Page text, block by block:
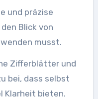
und präzise
Blick von
musst.
Zifferblätter und
bei, dass selbst
Klarheit bieten.